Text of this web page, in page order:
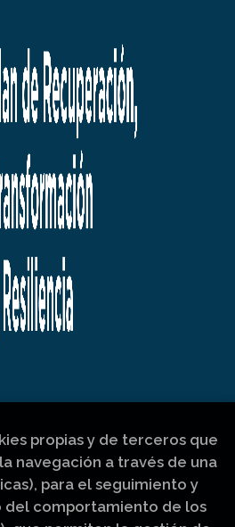
propias y de terceros que
navegación a través de una
para el seguimiento y
del comportamiento de los